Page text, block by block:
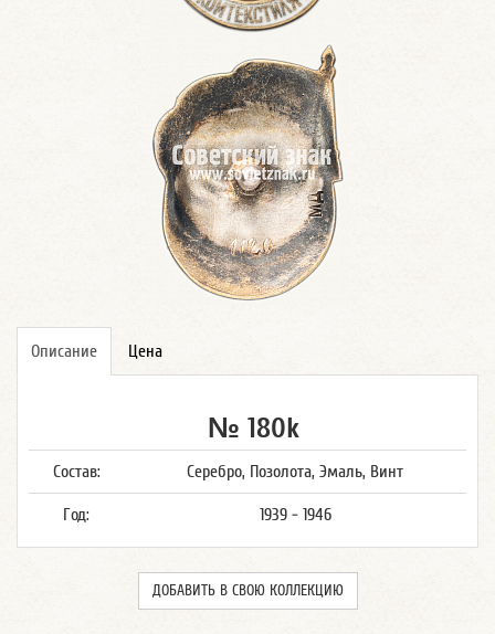
Описание Цена
№ 180k
Состав: Серебро, Позолота, Эмаль, Винт
Год: 1939 - 1946
ДОБАВИТЬ В СВОЮ КОЛЛЕКЦИЮ